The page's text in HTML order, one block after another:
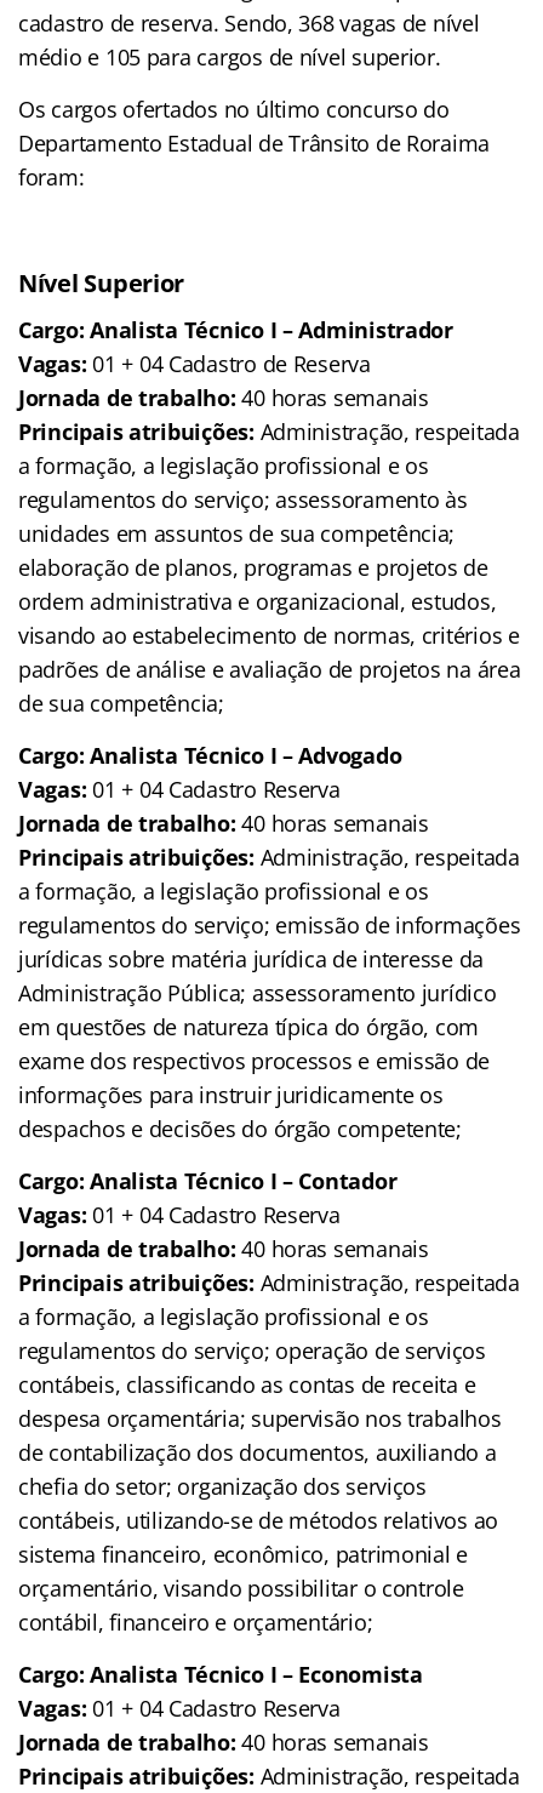
cadastro de reserva. Sendo, 368 vagas de nível
médio e 105 para cargos de nível superior.
Os cargos ofertados no último concurso do
Departamento Estadual de Trânsito de Roraima
foram:
Nível Superior
Cargo: Analista Técnico I – Administrador
Vagas: 01 + 04 Cadastro de Reserva
Jornada de trabalho: 40 horas semanais
Principais atribuições: Administração, respeitada
a formação, a legislação profissional e os
regulamentos do serviço; assessoramento às
unidades em assuntos de sua competência;
elaboração de planos, programas e projetos de
ordem administrativa e organizacional, estudos,
visando ao estabelecimento de normas, critérios e
padrões de análise e avaliação de projetos na área
de sua competência;
Cargo: Analista Técnico I – Advogado
Vagas: 01 + 04 Cadastro Reserva
Jornada de trabalho: 40 horas semanais
Principais atribuições: Administração, respeitada
a formação, a legislação profissional e os
regulamentos do serviço; emissão de informações
jurídicas sobre matéria jurídica de interesse da
Administração Pública; assessoramento jurídico
em questões de natureza típica do órgão, com
exame dos respectivos processos e emissão de
informações para instruir juridicamente os
despachos e decisões do órgão competente;
Cargo: Analista Técnico I – Contador
Vagas: 01 + 04 Cadastro Reserva
Jornada de trabalho: 40 horas semanais
Principais atribuições: Administração, respeitada
a formação, a legislação profissional e os
regulamentos do serviço; operação de serviços
contábeis, classificando as contas de receita e
despesa orçamentária; supervisão nos trabalhos
de contabilização dos documentos, auxiliando a
chefia do setor; organização dos serviços
contábeis, utilizando-se de métodos relativos ao
sistema financeiro, econômico, patrimonial e
orçamentário, visando possibilitar o controle
contábil, financeiro e orçamentário;
Cargo: Analista Técnico I – Economista
Vagas: 01 + 04 Cadastro Reserva
Jornada de trabalho: 40 horas semanais
Principais atribuições: Administração, respeitada